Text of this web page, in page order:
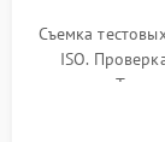
Съемка
ISO.
мишени. Тест
вспышки,